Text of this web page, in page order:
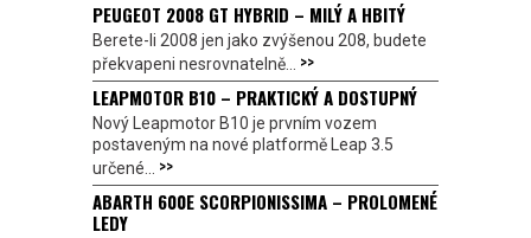
PEUGEOT 2008 GT HYBRID – MILÝ A HBITÝ
Berete-li 2008 jen jako zvýšenou 208, budete
překvapeni nesrovnatelně... >>
LEAPMOTOR B10 – PRAKTICKÝ A DOSTUPNÝ
Nový Leapmotor B10 je prvním vozem
postaveným na nové platformě Leap 3.5
určené... >>
ABARTH 600E SCORPIONISSIMA – PROLOMENÉ
LEDY